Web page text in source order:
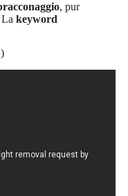
, pur
keyword